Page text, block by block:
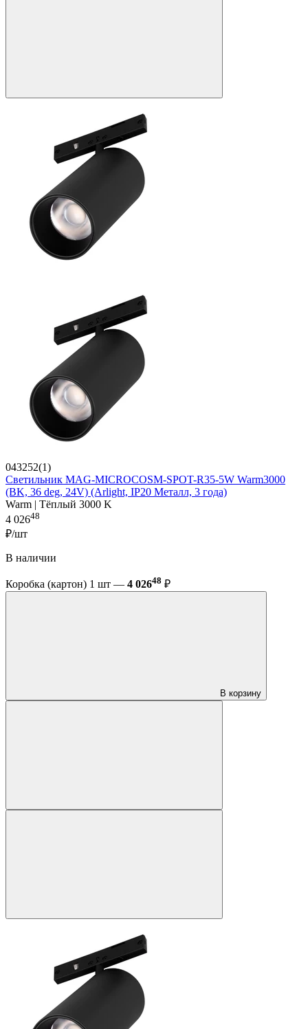
043252(1)
Светильник MAG-MICROCOSM-SPOT-R35-5W Warm3000
(BK, 36 deg, 24V) (Arlight, IP20 Металл, 3 года)
Warm | Тёплый 3000 K
4 02648
₽/шт
В наличии
Коробка (картон) 1 шт — 4 02648 ₽
В корзину